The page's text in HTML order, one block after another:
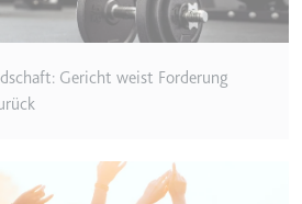
Cookie
verwendet, um die
der Nutzer mit
Gericht weist Forderung